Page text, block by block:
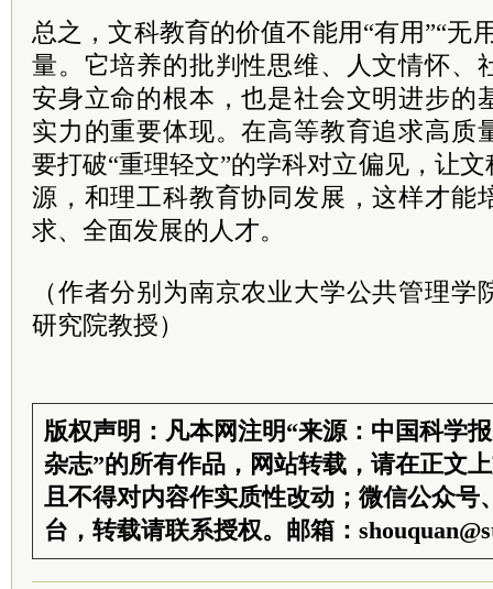
总之，文科教育的价值不能用“有用”“无
量。它培养的批判性思维、人文情怀、
安身立命的根本，也是社会文明进步的
实力的重要体现。在高等教育追求高质
要打破“重理轻文”的学科对立偏见，让
源，和理工科教育协同发展，这样才能
求、全面发展的人才。
（作者分别为南京农业大学公共管理
研究院教授）
版权声明：凡本网注明“来源：中国科学
杂志”的所有作品，网站转载，请在正文
且不得对内容作实质性改动；微信公众号
台，转载请联系授权。邮箱：